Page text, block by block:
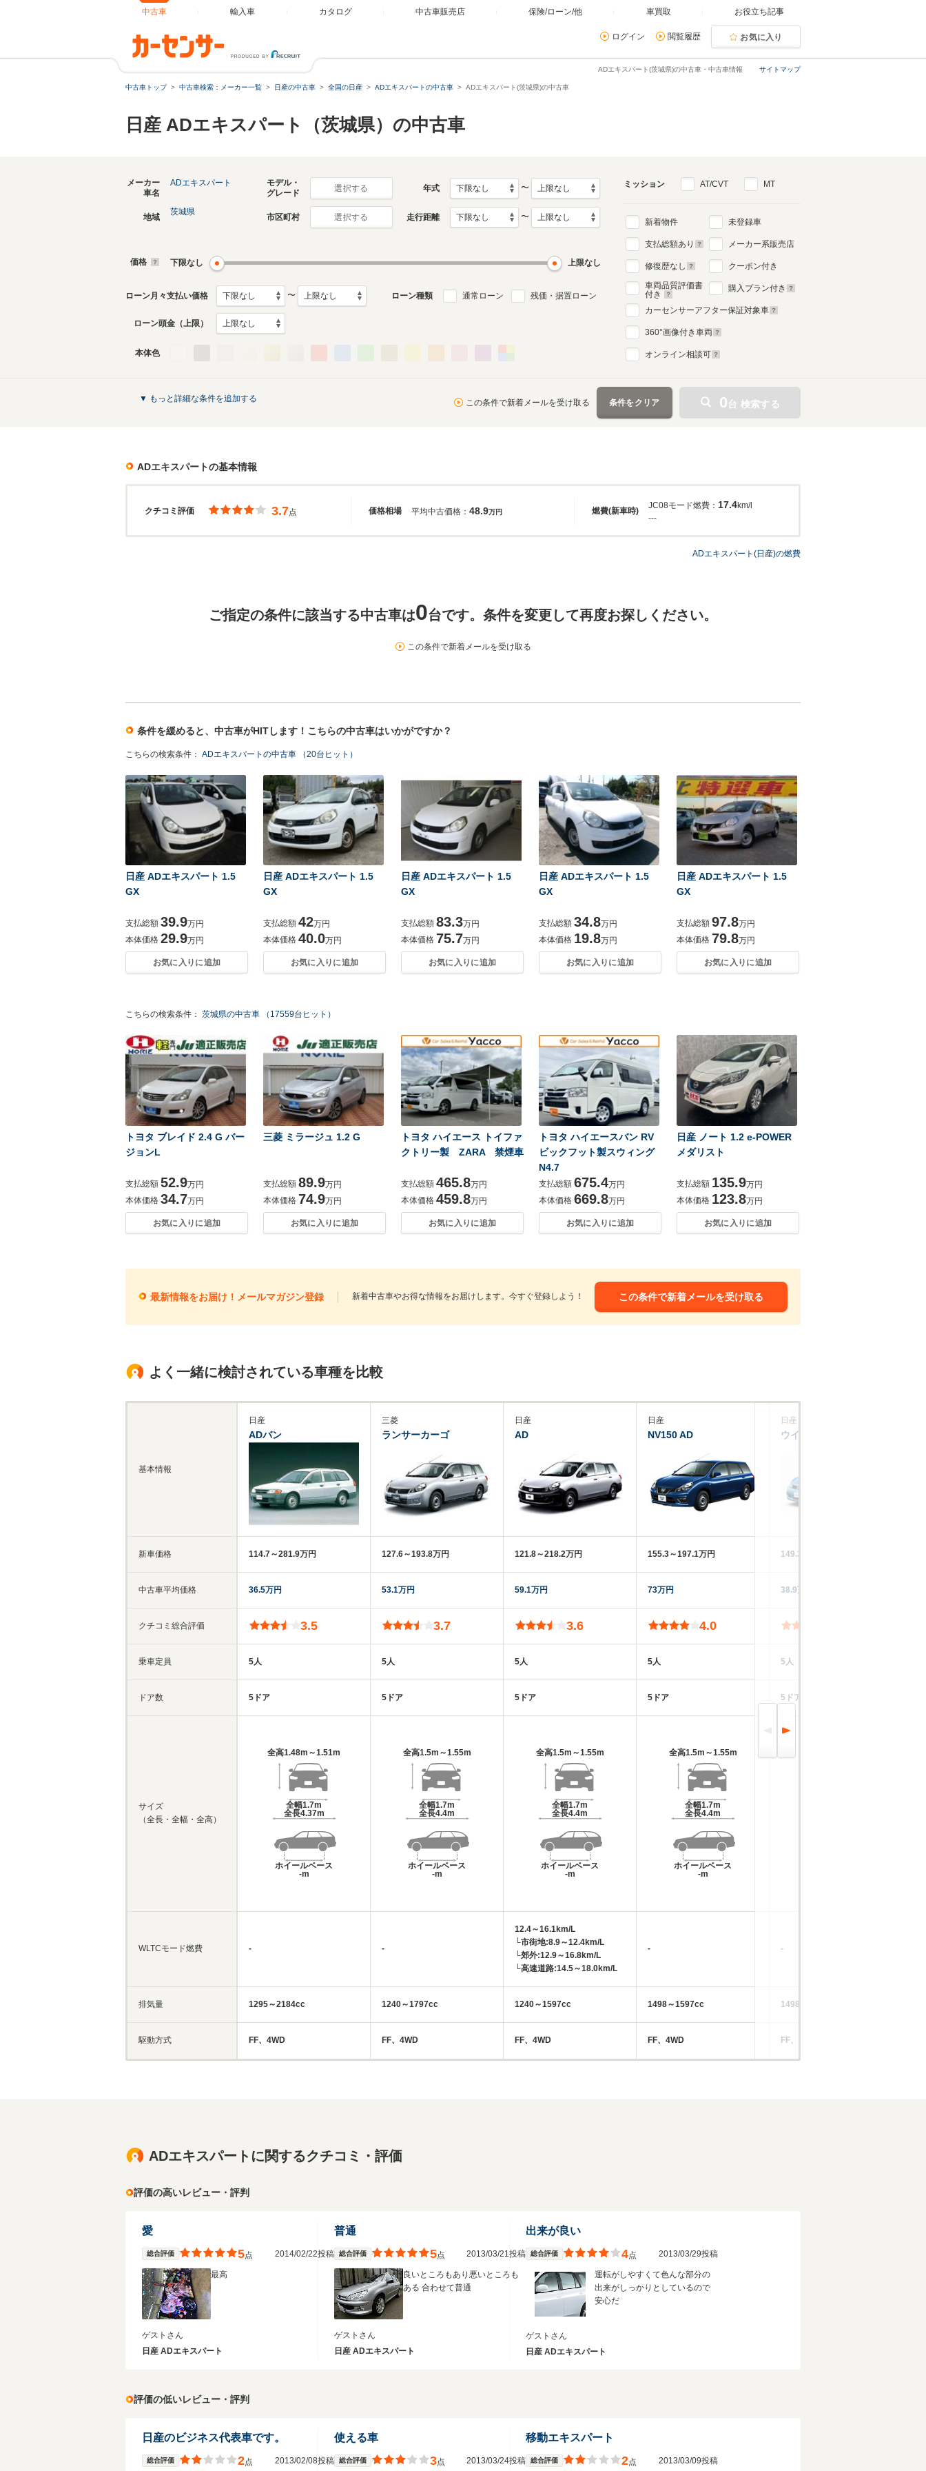
中古車 輸入車 カタログ 中古車販売店 保険/ローン/他 車買取 お役立ち記事
ログイン 閲覧履歴 お気に入り
サイトマップ
ADエキスパート(茨城県)の中古車・中古車情報
中古車トップ 中古車検索：メーカー一覧 日産の中古車 全国の日産 ADエキスパートの中古車 ADエキスパート(茨城県)の中古車
日産 ADエキスパート（茨城県）の中古車
メーカー
車名
ADエキスパート
モデル・
グレード
選択する 年式 〜
地域
茨城県
市区町村 選択する 走行距離 〜
価格 下限なし 上限なし
ローン月々支払い価格 〜 ローン種類 通常ローン 残価・据置ローン
ローン頭金（上限）
本体色
ミッション AT/CVT MT
新着物件
支払総額あり
修復歴なし
車両品質評価書
付き
未登録車
メーカー系販売店
クーポン付き
購入プラン付き
カーセンサーアフター保証対象車
360°画像付き車両
オンライン相談可
▼ もっと詳細な条件を追加する この条件で新着メールを受け取る 条件をクリア 0台 検索する
ADエキスパートの基本情報
クチコミ評価 価格相場 燃費(新車時)
3.7点 平均中古価格： 48.9万円
JC08モード燃費： 17.4km/l
---
ADエキスパート(日産)の燃費
ご指定の条件に該当する中古車は0台です。条件を変更して再度お探しください。
この条件で新着メールを受け取る
条件を緩めると、中古車がHITします！こちらの中古車はいかがですか？
こちらの検索条件： ADエキスパートの中古車 （20台ヒット）
日産 ADエキスパート 1.5
GX
支払総額 39.9万円
本体価格 29.9万円
お気に入りに追加
日産 ADエキスパート 1.5
GX
支払総額 42万円
本体価格 40.0万円
お気に入りに追加
日産 ADエキスパート 1.5
GX
支払総額 83.3万円
本体価格 75.7万円
お気に入りに追加
日産 ADエキスパート 1.5
GX
支払総額 34.8万円
本体価格 19.8万円
お気に入りに追加
日産 ADエキスパート 1.5
GX
支払総額 97.8万円
本体価格 79.8万円
お気に入りに追加
こちらの検索条件： 茨城県の中古車 （17559台ヒット）
トヨタ ブレイド 2.4 G バー
ジョンL
支払総額 52.9万円
本体価格 34.7万円
お気に入りに追加
三菱 ミラージュ 1.2 G
支払総額 89.9万円
本体価格 74.9万円
お気に入りに追加
トヨタ ハイエース トイファ
クトリー製 ZARA 禁煙車
支払総額 465.8万円
本体価格 459.8万円
お気に入りに追加
トヨタ ハイエースバン RV
ビックフット製スウィング
N4.7
支払総額 675.4万円
本体価格 669.8万円
お気に入りに追加
日産 ノート 1.2 e-POWER
メダリスト
支払総額 135.9万円
本体価格 123.8万円
お気に入りに追加
最新情報をお届け！メールマガジン登録 新着中古車やお得な情報をお届けします。今すぐ登録しよう！ この条件で新着メールを受け取る
よく一緒に検討されている車種を比較
基本情報
新車価格
中古車平均価格
クチコミ総合評価
乗車定員
ドア数
サイズ
（全長・全幅・全高）
WLTCモード燃費
排気量
駆動方式
日産
ADバン
114.7～281.9万円
36.5万円
3.5
5人
5ドア
全高1.48m～1.51m
全幅1.7m
全長4.37m
ホイールベース
-m
-
1295～2184cc
FF、4WD
三菱
ランサーカーゴ
127.6～193.8万円
53.1万円
3.7
5人
5ドア
全高1.5m～1.55m
全幅1.7m
全長4.4m
ホイールベース
-m
-
1240～1797cc
FF、4WD
日産
AD
121.8～218.2万円
59.1万円
3.6
5人
5ドア
全高1.5m～1.55m
全幅1.7m
全長4.4m
ホイールベース
-m
12.4～16.1km/L
└市街地:8.9～12.4km/L
└郊外:12.9～16.8km/L
└高速道路:14.5～18.0km/L
1240～1597cc
FF、4WD
日産
NV150 AD
155.3～197.1万円
73万円
4.0
5人
5ドア
全高1.5m～1.55m
全幅1.7m
全長4.4m
ホイールベース
-m
-
1498～1597cc
FF、4WD
日産
ウイングロード
149.3～254.6万円
38.9万円
5人
5ドア
-
1498～1797cc
FF、4WD
ADエキスパートに関するクチコミ・評価
評価の高いレビュー・評判
愛
総合評価 5点 2014/02/22投稿
最高
ゲストさん
日産 ADエキスパート
普通
総合評価 5点 2013/03/21投稿
良いところもあり悪いところも
ある 合わせて普通
ゲストさん
日産 ADエキスパート
出来が良い
総合評価 4点 2013/03/29投稿
運転がしやすくて色んな部分の
出来がしっかりとしているので
安心だ
ゲストさん
日産 ADエキスパート
評価の低いレビュー・評判
日産のビジネス代表車です。
総合評価 2点 2013/02/08投稿
使える車
総合評価 3点 2013/03/24投稿
移動エキスパート
総合評価 2点 2013/03/09投稿